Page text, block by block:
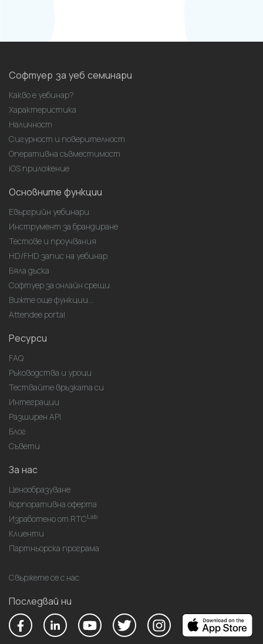
Софтуер за уеб семинари
Какво е уебинар?
Характеристика
Наличност
Сигурност и поверителност
Оперативна съвместимост
iOS приложение
Основните функции
Евъргрийн уебинари
Инструмент за брандиране
Тестове и проучвания
HD/FHD запис на уебинар
Бяла дъска
Софтуер за онлайн срещи
Вижте още функции...
Attendee portal
Ресурси
FAQ
Ръководства и уроци
Тествайте връзката си
Интеграции
Разширен API
Блог
Съвети
За нас
Ценообразуване
Корпоративна оферта
Изработено от RTCLab
Клиенти
Партньорска програма
Свържете се с нас
Последвай ни